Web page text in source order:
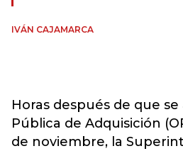
IVÁN CAJAMARCA
Horas después de que
Pública de Adquisición
de noviembre, la